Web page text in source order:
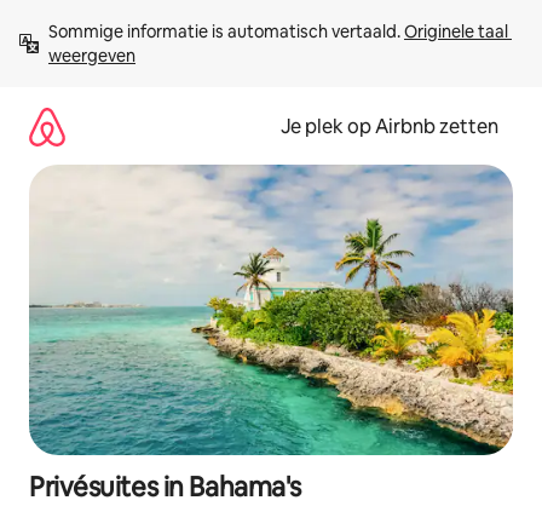
direct
naar
Sommige informatie is automatisch vertaald. Originele taal
weergeven
Je plek op Airbnb zetten
Privésuites in Bahama's